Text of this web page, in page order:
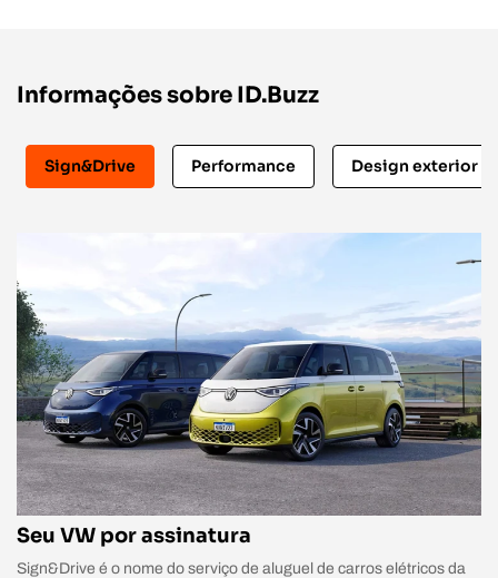
Informações sobre ID.Buzz
Sign&Drive Performance Design exterior
Seu VW por assinatura
Sign&Drive é o nome do serviço de aluguel de carros elétricos da